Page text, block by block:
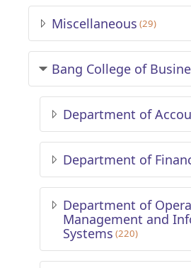
Miscellaneous (29)
Bang College of
Department of
Department of
Department of
Management and
Systems (220)